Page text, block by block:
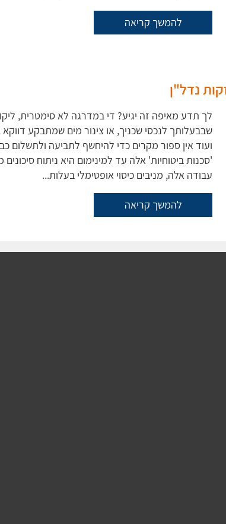
להמשך קריאה
נדל"ן
לך תדע מאיפה זה יגיע? די במדרגה לא סימטרית,
שבבעלותך לנכסי שכניך, או צינור מים שמתבקע
ועוד אין ספור מקרים כדי להיחשף לתביעה ולתשלום
'סכנות ביטוחיות' אלה עד למינימום היא ניתוח
עבודה אלה, מניבים כיסוי אופטימלי בעלות...
להמשך קריאה